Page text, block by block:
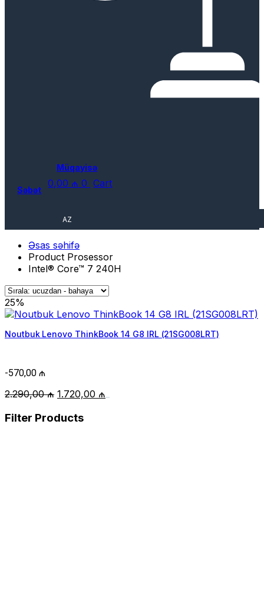
Müqayisə
0,00 ₼ 0 Cart
Səbət
AZ
Əsas səhifə
Product Prosessor
Intel® Core™ 7 240H
25%
Noutbuk Lenovo ThinkBook 14 G8 IRL (21SG008LRT)
-570,00 ₼
2.290,00₼ Original
was:
1.720,00 ₼
Filter Products